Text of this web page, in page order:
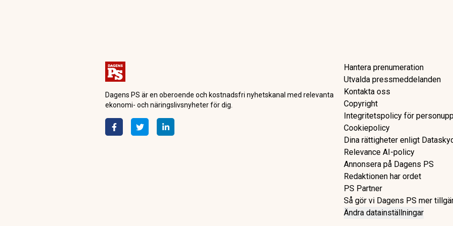
Dagensps.se
Flygbolagen skärper batterivarningarna: Ta
pennan